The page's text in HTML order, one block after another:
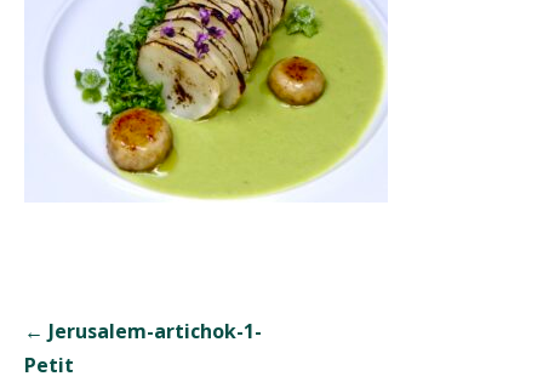
Navigation
de
← Jerusalem-artichok-1-
Petit